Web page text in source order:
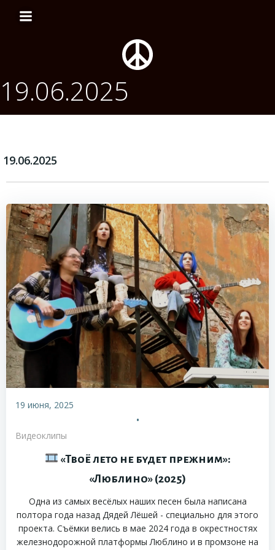
содержимому
19.06.2025
19.06.2025
19 июня, 2025
•
Видеоклипы
«Твоё лето не будет прежним»:
«Люблино» (2025)
Одна из самых весёлых наших песен была написана
полтора года назад Дядей Лёшей - специально для этого
проекта. Съёмки велись в мае 2024 года в окрестностях
железнодорожной платформы Люблино и в промзоне на